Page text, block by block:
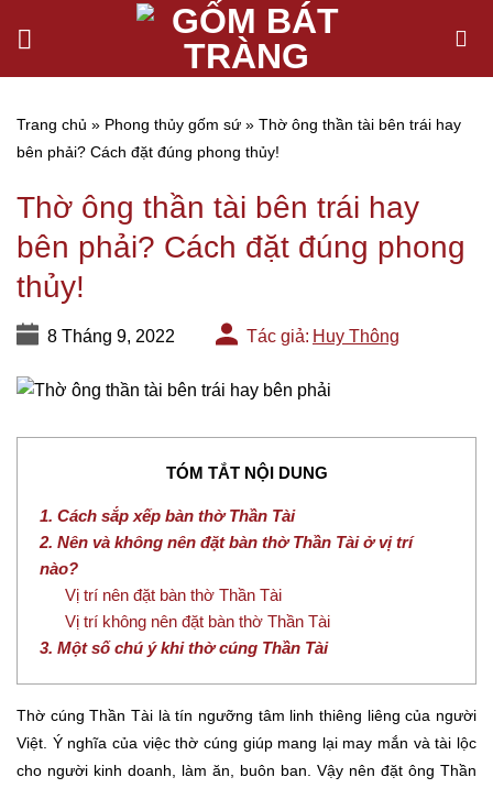
Trang chủ » Phong thủy gốm sứ » Thờ ông thần tài bên trái hay
bên phải? Cách đặt đúng phong thủy!
Thờ ông thần tài bên trái hay
bên phải? Cách đặt đúng phong
thủy!
8 Tháng 9, 2022 Tác giả: Huy Thông
TÓM TẮT NỘI DUNG
1. Cách sắp xếp bàn thờ Thần Tài
2. Nên và không nên đặt bàn thờ Thần Tài ở vị trí
nào?
Vị trí nên đặt bàn thờ Thần Tài
Vị trí không nên đặt bàn thờ Thần Tài
3. Một số chú ý khi thờ cúng Thần Tài
Thờ cúng Thần Tài là tín ngưỡng tâm linh thiêng liêng của người
Việt. Ý nghĩa của việc thờ cúng giúp mang lại may mắn và tài lộc
cho người kinh doanh, làm ăn, buôn ban. Vậy nên đặt ông Thần